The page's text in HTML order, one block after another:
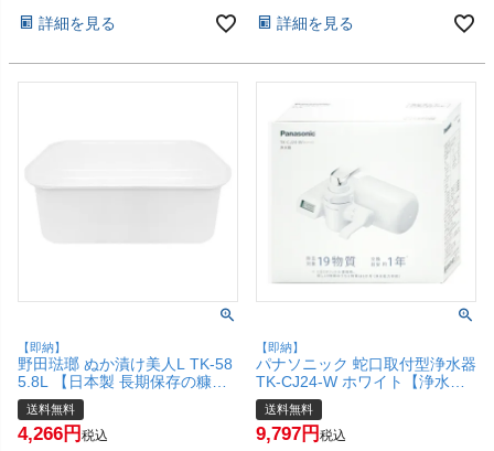
詳細を見る 詳細を見る
【即納】
野田琺瑯 ぬか漬け美人L TK-58
5.8L 【日本製 長期保存の糠漬
け 漬物 ジャム 酢漬け マリネ
漬け容器】【宅配便送料無料】
(6029613)
送料無料
4,266 税込
【即納】
パナソニック 蛇口取付型浄水器
TK-CJ24-W ホワイト【浄水器
整水器 蛇口直結型】
【Panasonic】【宅配便送料無
料】(6068133)
送料無料
9,797 税込